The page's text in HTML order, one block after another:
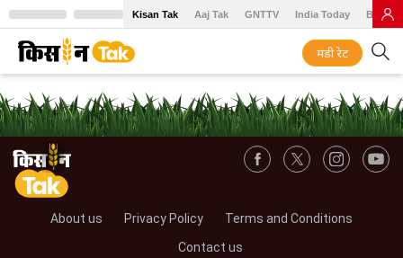
Kisan Tak Aaj Tak GNTTV India Today BT
मंडी रेट
About us Privacy Policy
Terms and Conditions
Contact us